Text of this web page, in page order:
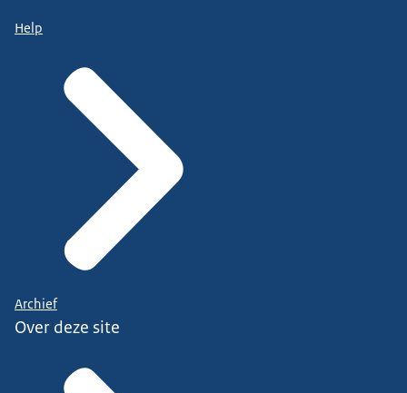
Help
Archief
Over deze site